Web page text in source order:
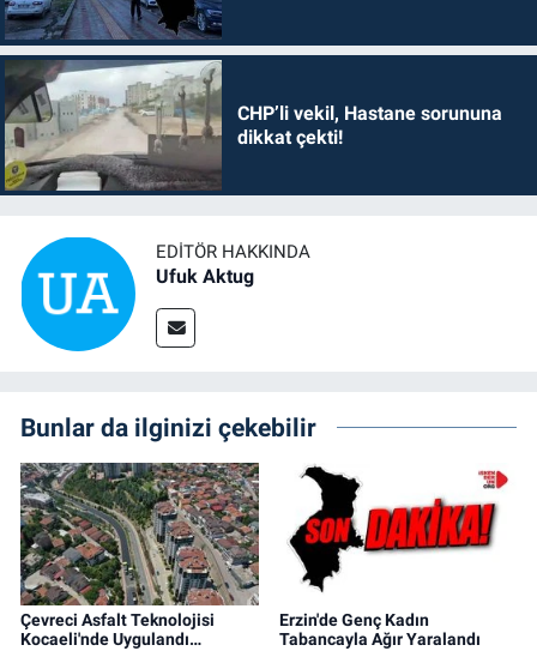
CHP’li vekil, Hastane sorununa
dikkat çekti!
EDITÖR HAKKINDA
Ufuk Aktug
Bunlar da ilginizi çekebilir
Çevreci Asfalt Teknolojisi
Kocaeli'nde Uygulandı…
Erzin'de Genç Kadın
Tabancayla Ağır Yaralandı